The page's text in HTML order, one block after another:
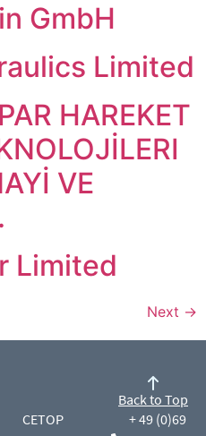
GmbH
Limited
HAREKET
VE
Limited
Next →
CETOP
+ 49 (0)69
Back to Top